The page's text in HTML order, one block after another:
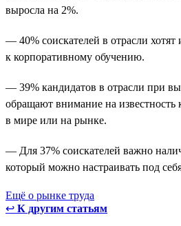
выросла на 2%.
— 40% соискателей в отрасли хотят
к корпоративному обучению.
— 39% кандидатов в отрасли при
обращают внимание на известность
в мире или на рынке.
— Для 37% соискателей важно
который можно настраивать под
Ещё о рынке труда
↩ К другим статьям